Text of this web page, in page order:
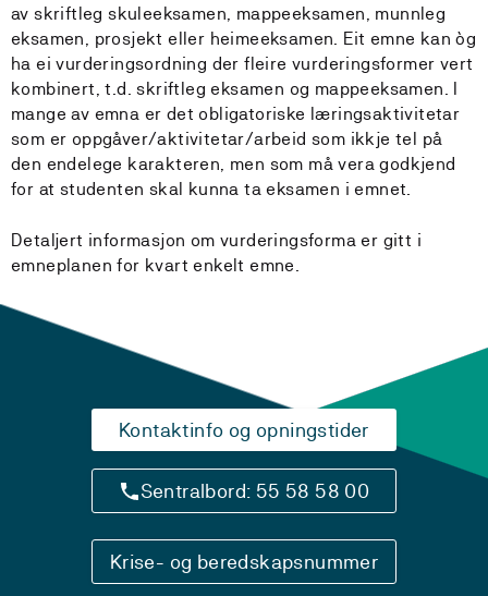
av skriftleg skuleeksamen, mappeeksamen, munnleg
eksamen, prosjekt eller heimeeksamen. Eit emne kan òg
ha ei vurderingsordning der fleire vurderingsformer vert
kombinert, t.d. skriftleg eksamen og mappeeksamen. I
mange av emna er det obligatoriske læringsaktivitetar
som er oppgåver/aktivitetar/arbeid som ikkje tel på
den endelege karakteren, men som må vera godkjend
for at studenten skal kunna ta eksamen i emnet.
Detaljert informasjon om vurderingsforma er gitt i
emneplanen for kvart enkelt emne.
Kontaktinfo og opningstider
Sentralbord: 55 58 58 00
Krise- og beredskapsnummer